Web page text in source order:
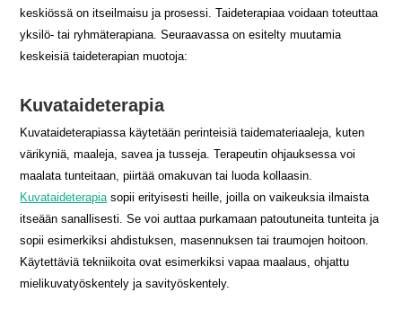
keskiössä on itseilmaisu ja prosessi. Taideterapiaa voidaan toteuttaa
yksilö- tai ryhmäterapiana. Seuraavassa on esitelty muutamia
keskeisiä taideterapian muotoja:
Kuvataideterapia
Kuvataideterapiassa käytetään perinteisiä taidemateriaaleja, kuten
värikyniä, maaleja, savea ja tusseja. Terapeutin ohjauksessa voi
maalata tunteitaan, piirtää omakuvan tai luoda kollaasin.
Kuvataideterapiasopii erityisesti heille, joilla on vaikeuksia ilmaista
itseään sanallisesti. Se voi auttaa purkamaan patoutuneita tunteita ja
sopii esimerkiksi ahdistuksen, masennuksen tai traumojen hoitoon.
Käytettäviä tekniikoita ovat esimerkiksi vapaa maalaus, ohjattu
mielikuvatyöskentely ja savityöskentely.